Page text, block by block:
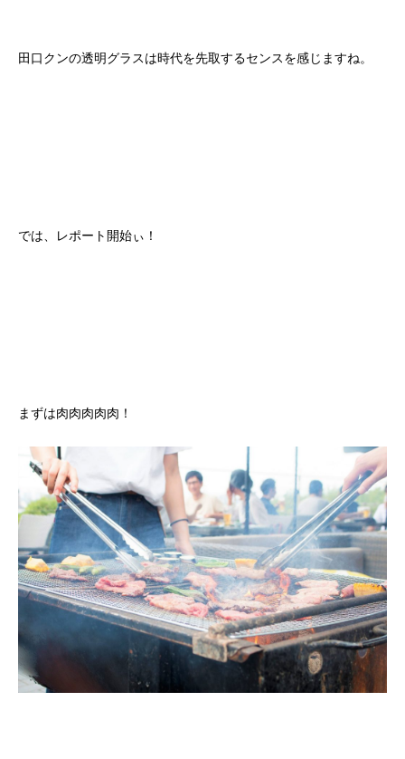
田口クンの透明グラスは時代を先取するセンスを感じますね。
では、レポート開始ぃ！
まずは肉肉肉肉肉！